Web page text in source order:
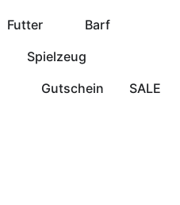
Futter
Barf
Spielzeug
Gutschein SALE